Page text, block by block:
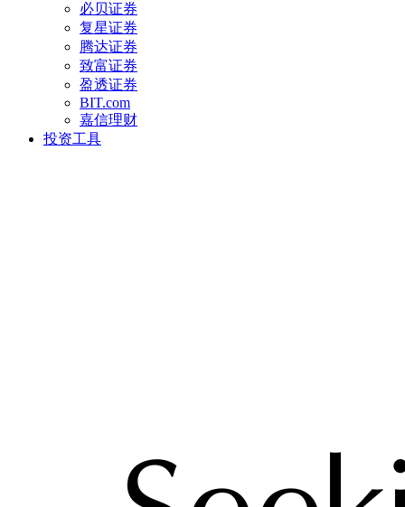
必贝证券
复星证券
腾达证券
致富证券
盈透证券
BIT.com
嘉信理财
投资工具